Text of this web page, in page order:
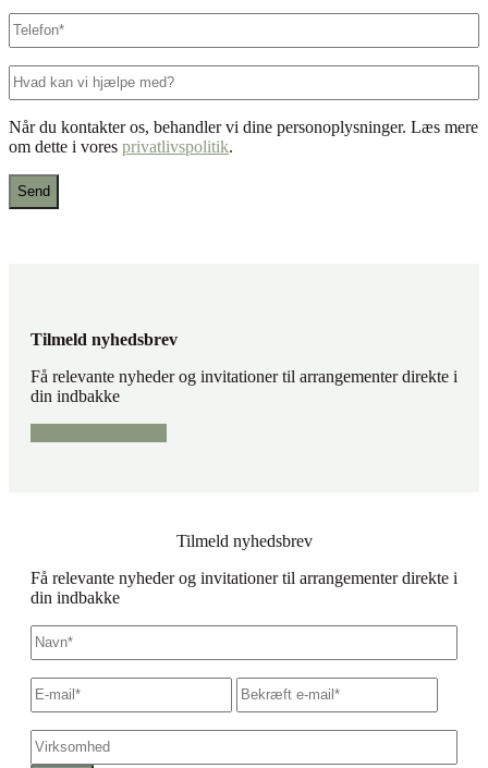
Telefon*
Hvad
kan
hjælpe
med?
Når du kontakter os, behandler vi dine personoplysninger. Læs mere
om dette i vores privatlivspolitik.
Tilmeld nyhedsbrev
Få relevante nyheder og invitationer til arrangementer direkte i
din indbakke
Tilmeld nyhedsbrev
Få relevante nyheder og invitationer til arrangementer direkte i
din indbakke
Navn *
E-
mail*
Skriv
e-
mail
mail
Virksomhed